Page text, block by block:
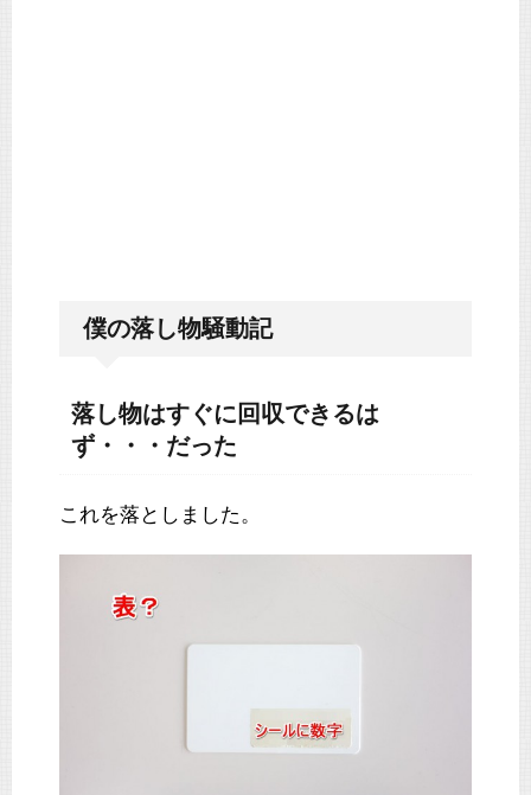
僕の落し物騒動記
落し物はすぐに回収できるは
ず・・・だった
これを落としました。